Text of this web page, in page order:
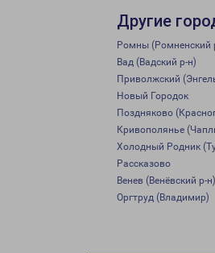
Другие
Ромны (Ромненский
Вад (Вадский р-н)
Приволжский
Новый Городок
Поздняково
Кривополянье
Холодный Родник
Рассказово
Венев (Венёвский р-н)
Оргтруд (Владимир)